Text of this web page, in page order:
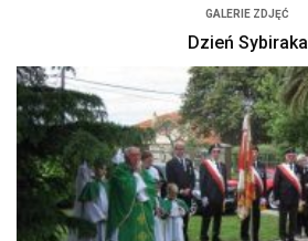
GALERIE ZDJĘĆ
Dzień Sybiraka